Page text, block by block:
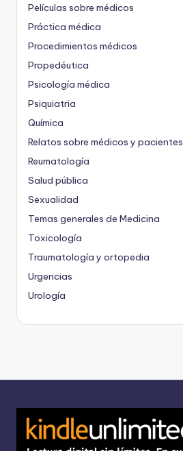
Películas sobre médicos
Práctica médica
Procedimientos médicos
Propedéutica
Psicología médica
Psiquiatria
Química
Relatos sobre médicos y pacientes
Reumatología
Salud pública
Sexualidad
Temas generales de Medicina
Toxicología
Traumatología y ortopedia
Urgencias
Urología